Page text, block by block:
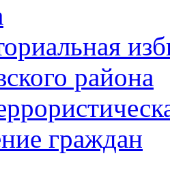
района
граждан